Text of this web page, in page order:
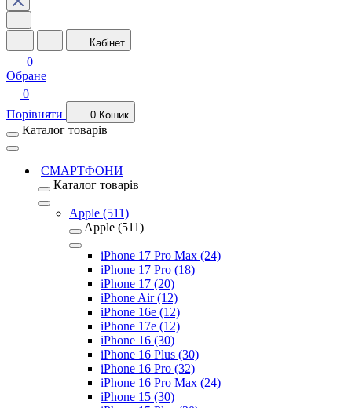
Кабінет
0
Обране
0
Порівняти
0 Кошик
Каталог товарів
СМАРТФОНИ
Каталог товарів
Apple (511)
Apple (511)
iPhone 17 Pro Max (24)
iPhone 17 Pro (18)
iPhone 17 (20)
iPhone Air (12)
iPhone 16e (12)
iPhone 17e (12)
iPhone 16 (30)
iPhone 16 Plus (30)
iPhone 16 Pro (32)
iPhone 16 Pro Max (24)
iPhone 15 (30)